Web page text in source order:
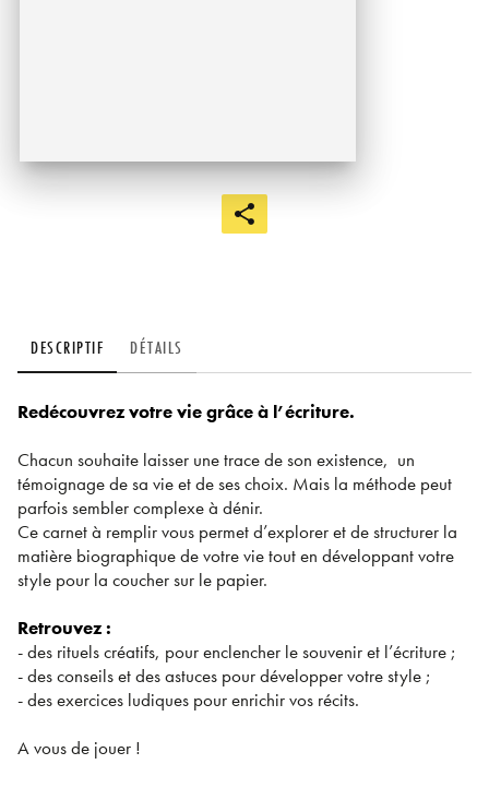
DESCRIPTIF DÉTAILS
Redécouvrez votre vie grâce à l’écriture.
Chacun souhaite laisser une trace de son existence, un
témoignage de sa vie et de ses choix. Mais la méthode peut
parfois sembler complexe à dénir.
Ce carnet à remplir vous permet d’explorer et de structurer la
matière biographique de votre vie tout en développant votre
style pour la coucher sur le papier.
Retrouvez :
- des rituels créatifs, pour enclencher le souvenir et l’écriture ;
- des conseils et des astuces pour développer votre style ;
- des exercices ludiques pour enrichir vos récits.
A vous de jouer !